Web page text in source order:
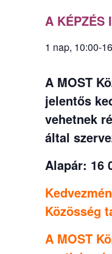
A KÉPZÉS
1 nap, 10:00-
A MOST
jelentős
vehetnek
által
Alapár: 16
Közösség
A MOST